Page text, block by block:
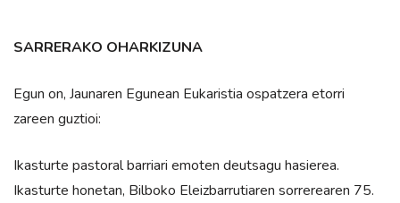
SARRERAKO OHARKIZUNA
Egun on, Jaunaren Egunean Eukaristia ospatzera etorri
zareen guztioi:
Ikasturte pastoral barriari emoten deutsagu hasierea.
Ikasturte honetan, Bilboko Eleizbarrutiaren sorrerearen 75.